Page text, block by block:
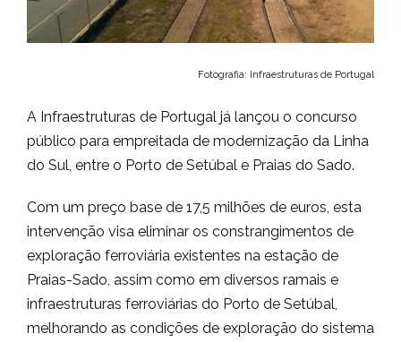
Fotografia: Infraestruturas de Portugal
A Infraestruturas de Portugal já lançou o concurso
público para empreitada de modernização da Linha
do Sul, entre o Porto de Setúbal e Praias do Sado.
Com um preço base de 17,5 milhões de euros, esta
intervenção visa eliminar os constrangimentos de
exploração ferroviária existentes na estação de
Praias-Sado, assim como em diversos ramais e
infraestruturas ferroviárias do Porto de Setúbal,
melhorando as condições de exploração do sistema